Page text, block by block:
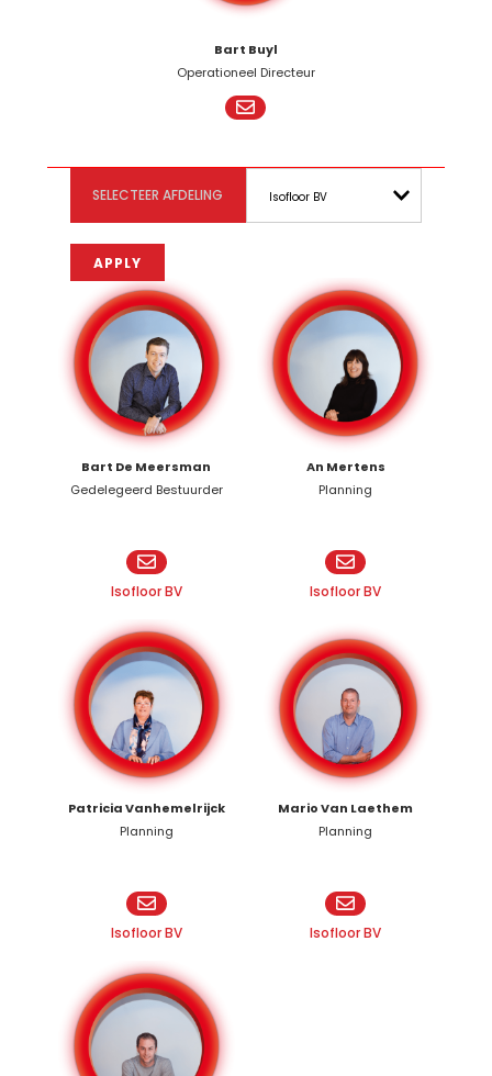
Bart Buyl
Operationeel Directeur
SELECTEER AFDELING Isofloor BV
AP-Chape BV
Carro-Bel BV
Carro-Construct
Plafo-Bel BV
Bart De Meersman
Gedelegeerd Bestuurder
Isofloor BV
An Mertens
Planning
Isofloor BV
Patricia Vanhemelrijck
Planning
Isofloor BV
Mario Van Laethem
Planning
Isofloor BV